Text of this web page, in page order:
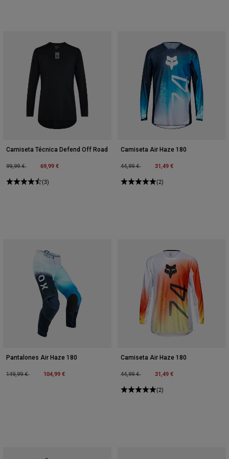
Camiseta Técnica Defend Off Road
Price reduced from
99,99 €to 69,99 €
(3)
Camiseta Air Haze 180
Price reduced from
44,99 €to 31,49 €
(2)
Pantalones Air Haze 180
Price reduced from
149,99 €to 104,99 €
Camiseta Air Haze 180
Price reduced from
44,99 €to 31,49 €
(2)